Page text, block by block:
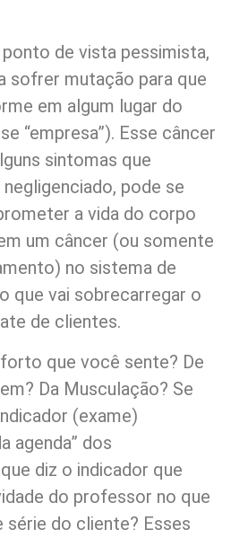
de vista pessimista,
sofrer mutação para que
em algum lugar do
“empresa”). Esse câncer
sintomas que
pode se
a vida do corpo
um câncer (ou somente
no sistema de
que vai sobrecarregar o
de clientes.
que você sente? De
Da Musculação? Se
(exame)
agenda” dos
diz o indicador que
do professor no que
série do cliente? Esses